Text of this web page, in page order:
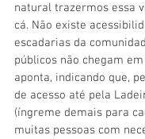
natural trazermos essa
cá. Não existe
escadarias da
públicos não chegam em
aponta, indicando que,
de acesso até pela
(íngreme demais para
muitas pessoas com